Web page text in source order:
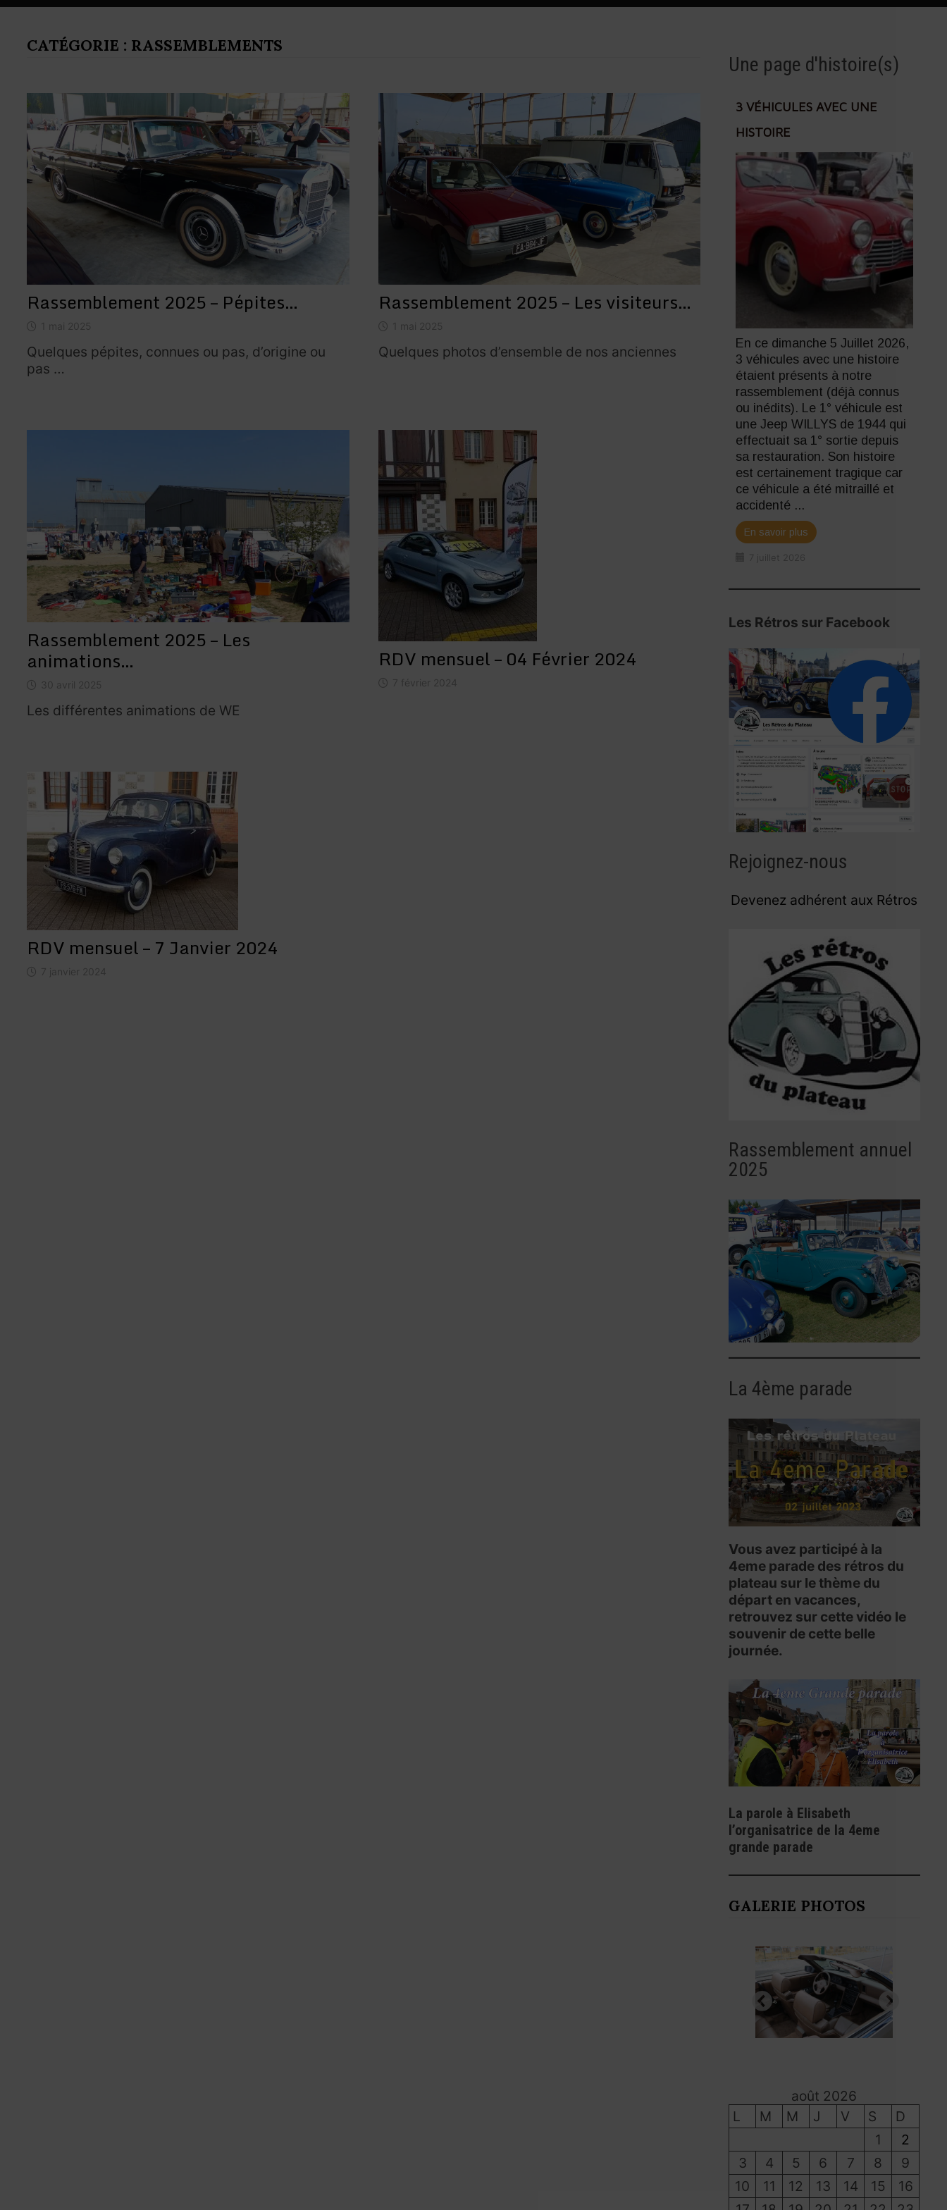
CATÉGORIE : RASSEMBLEMENTS
Rassemblement 2025 – Pépites…
1 mai 2025
Quelques pépites, connues ou pas, d’origine ou
pas …
Rassemblement 2025 – Les visiteurs…
1 mai 2025
Quelques photos d’ensemble de nos anciennes
Rassemblement 2025 – Les
animations…
30 avril 2025
Les différentes animations de WE
RDV mensuel – 04 Février 2024
7 février 2024
RDV mensuel – 7 Janvier 2024
7 janvier 2024
Une page d'histoire(s)
3 VÉHICULES AVEC UNE
HISTOIRE
En ce dimanche 5 Juillet 2026,
3 véhicules avec une histoire
étaient présents à notre
rassemblement (déjà connus
ou inédits). Le 1° véhicule est
une Jeep WILLYS de 1944 qui
effectuait sa 1° sortie depuis
sa restauration. Son histoire
est certainement tragique car
ce véhicule a été mitraillé et
accidenté ...
En savoir plus
Les Rétros sur Facebook
Rejoignez-nous
Devenez adhérent aux Rétros
Rassemblement annuel
2025
La 4ème parade
Vous avez participé à la
4eme parade des rétros du
plateau sur le thème du
départ en vacances,
retrouvez sur cette vidéo le
souvenir de cette belle
journée.
La parole à Elisabeth
l’organisatrice de la 4eme
grande parade
GALERIE PHOTOS
août 2026
L
M M J V S
D
1
2
3
4 5 6 7 8
9
10
11 12 13 14 15
16